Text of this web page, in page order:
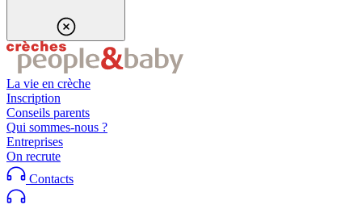
La vie en crèche
Inscription
Conseils parents
Qui sommes-nous ?
Entreprises
On recrute
Contacts